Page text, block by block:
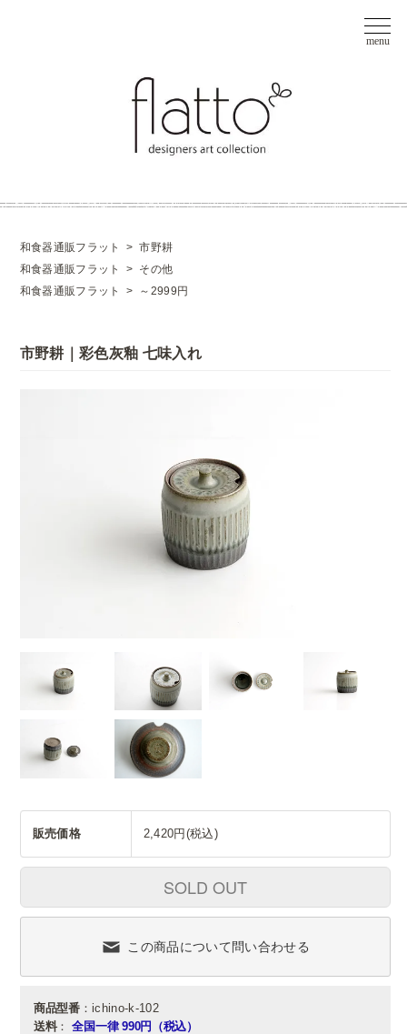
和食器通販フラット >市野耕
和食器通販フラット
> その他
和食器通販フラット
> ～2999円
市野耕｜彩色灰釉 七味入れ
販売価格 2,420円(税込)
SOLD OUT
この商品について問い合わせる
商品型番：ichino-k-102
送料： 全国一律 990円（税込）